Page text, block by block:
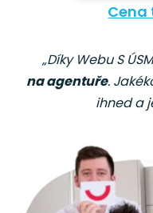
Cena
„Díky Webu S
na agentuře.
ihned a